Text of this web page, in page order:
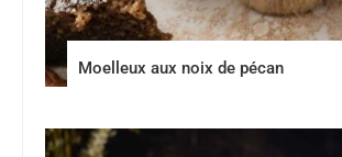
Moelleux aux noix de pécan